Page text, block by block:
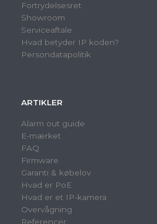
Fortrydelsesret
Showroom
Serviceaftale
Hvad betyder IP koden?
Persondatapolitik
ARTIKLER
Alarm out guide
E-mærket
FAQ
Firmware
Garanti & købelov
Hvad er PoE
Hvad er et IP-kamera
Overvågning
Referencer